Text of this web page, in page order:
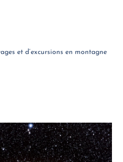
et d’excursions en montagne